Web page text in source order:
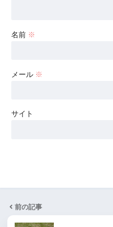
名前 ※
メール ※
サイト
前の記事